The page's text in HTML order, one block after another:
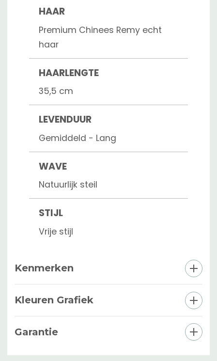
HAAR
Premium Chinees Remy echt
haar
HAARLENGTE
35,5 cm
LEVENDUUR
Gemiddeld - Lang
WAVE
Natuurlijk steil
STIJL
Vrije stijl
Kenmerken
Kleuren Grafiek
Garantie